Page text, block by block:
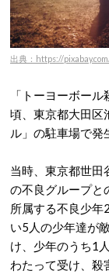
出典：https://
「トーヨーボー
頃、東京都大田区
ル」の駐車場で発
当時、東京都世田
の不良グループと
所属する不良少
い5人の少年達が
け、少年のうち1
わたって受け、殺